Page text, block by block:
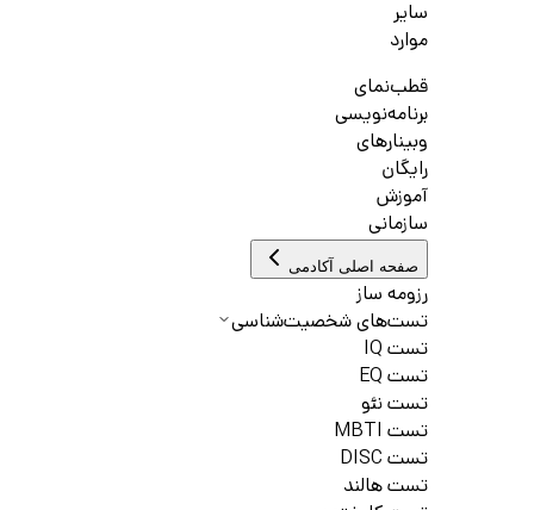
سایر
موارد
قطب‌نمای
برنامه‌نویسی
وبینارهای
رایگان
آموزش
سازمانی
صفحه اصلی آکادمی
رزومه ساز
تست‌های شخصیت‌شناسی
تست IQ
تست EQ
تست نئو
تست MBTI
تست DISC
تست هالند